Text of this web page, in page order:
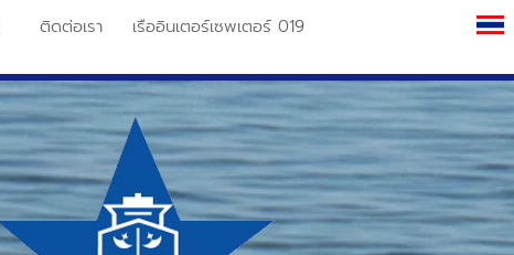
ติดต่อเรา เรืออินเตอร์เซพเตอร์ 019